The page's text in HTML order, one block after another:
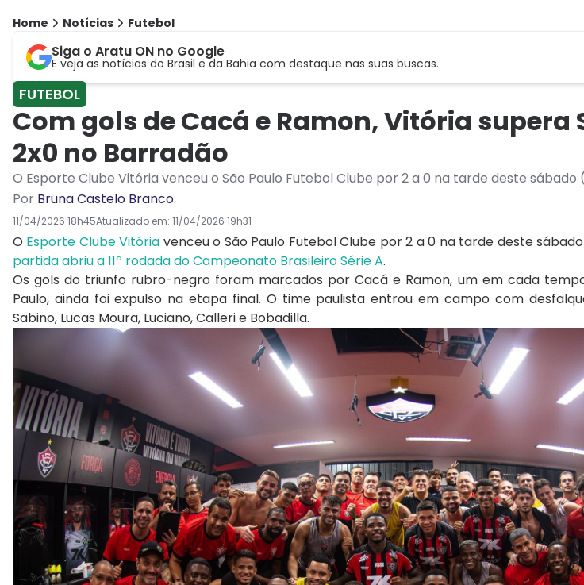
Home Notícias Futebol
Siga o Aratu ON no Google
E veja as notícias do Brasil e da Bahia com destaque nas suas buscas.
FUTEBOL
Com gols de Cacá e Ramon, Vitória supera
2x0 no Barradão
O Esporte Clube Vitória venceu o São Paulo Futebol Clube por 2 a 0 na tarde deste sábado
Por Bruna Castelo Branco.
11/04/2026 18h45Atualizado em: 11/04/2026 19h31
O Esporte Clube Vitória venceu o São Paulo Futebol Clube por 2 a 0 na tarde deste
partida abriu a 11ª rodada doCampeonato Brasileiro Série A.
Os gols do triunfo rubro-negro foram marcados por Cacá e Ramon, um em cada
Paulo, ainda foi expulso na etapa final. O time paulista entrou em campo com
Sabino, Lucas Moura, Luciano, Calleri e Bobadilla.